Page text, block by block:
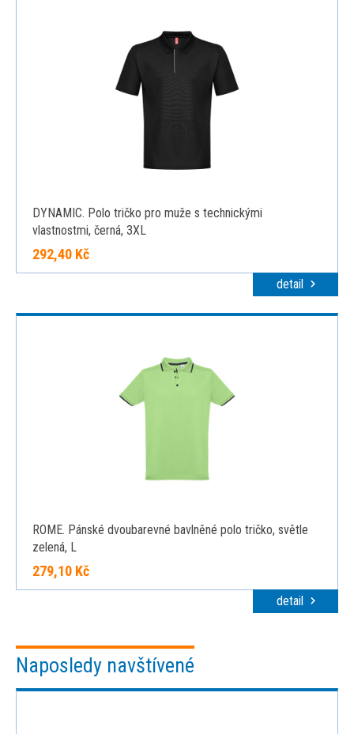
DYNAMIC. Polo tričko pro muže s technickými
vlastnostmi, černá, 3XL
292,40 Kč
detail
ROME. Pánské dvoubarevné bavlněné polo tričko, světle
zelená, L
279,10 Kč
detail
Naposledy navštívené